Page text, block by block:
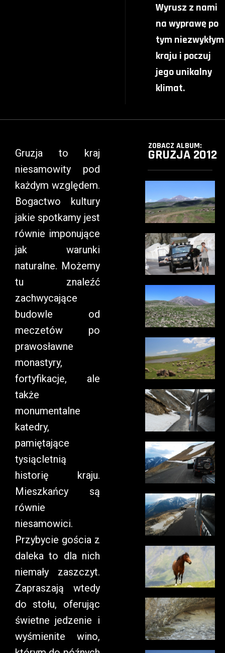
Wyrusz z nami
na wyprawę po
tym niezwykłym
kraju i poczuj
jego unikalny
klimat.
Gruzja to kraj
niesamowity pod
każdym względem.
Bogactwo kultury
jakie spotkamy jest
równie imponujące
jak warunki
naturalne. Możemy
tu znaleźć
zachwycające
budowle od
meczetów po
prawosławne
monastyry,
fortyfikacje, ale
także
monumentalne
katedry,
pamiętające
tysiącletnią
historię kraju.
Mieszkańcy są
równie
niesamowici.
Przybycie gościa z
daleka to dla nich
niemały zaszczyt.
Zapraszają wtedy
do stołu, oferując
świetne jedzenie i
wyśmienite wino,
ZOBACZ ALBUM:
GRUZJA 2012